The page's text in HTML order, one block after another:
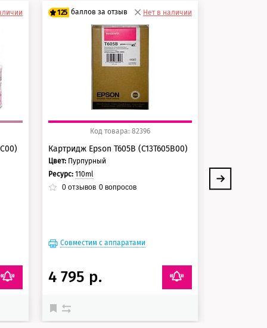
125 баллов за отзыв Нет в наличии
Код товара: 82396
Картридж Epson T605B (C13T605B00)
Цвет: Пурпурный
Ресурс: 110ml
0отзывов 0вопросов
Совместим с аппаратами
4 795 р.
Ресурс: